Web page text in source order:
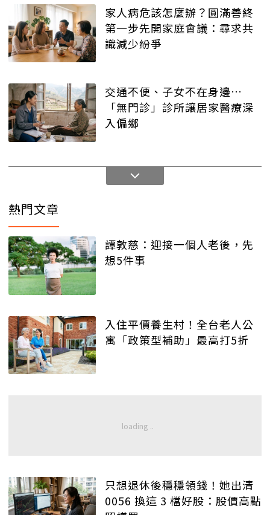
家人病危該怎麼辦？圓滿善終
第一步先開家庭會議：尋求共
識減少紛爭
交通不便、子女不在身邊…
「無門診」診所讓居家醫療深
入偏鄉
熱門文章
譚敦慈：迎接一個人老後，先
想5件事
入住平價養生村！全台老人公
寓「政策型補助」最高打5折
只想退休後穩穩領錢！她出清
0056 換這 3 檔好股：股價高點